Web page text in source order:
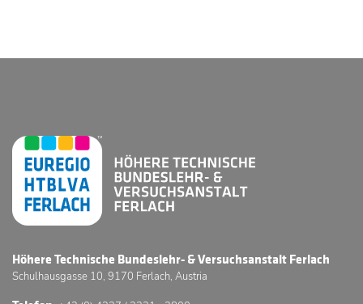
Höhere Technische Bundeslehr- & Versuchsanstalt Ferlach
Schulhausgasse 10, 9170 Ferlach, Austria